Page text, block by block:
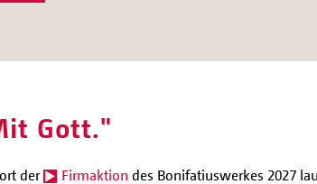
Gott."
der Firmaktion des Bonifatiuswerkes 2027